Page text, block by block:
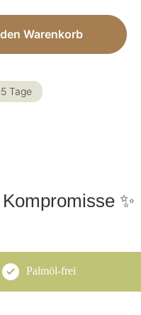
gewünschten
Warenkorb
Tage
✨
Palmöl-frei